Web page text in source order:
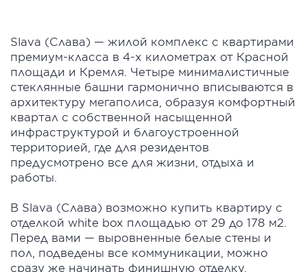
Slava (Слава) — жилой комплекс с квартирами
премиум-класса в 4-х километрах от Красной
площади и Кремля. Четыре минималистичные
стеклянные башни гармонично вписываются в
архитектуру мегаполиса, образуя комфортный
квартал с собственной насыщенной
инфраструктурой и благоустроенной
территорией, где для резидентов
предусмотрено все для жизни, отдыха и
работы.
В Slava (Слава) возможно купить квартиру с
отделкой white box площадью от 29 до 178 м2.
Перед вами — выровненные белые стены и
пол, подведены все коммуникации, можно
сразу же начинать финишную отделку.